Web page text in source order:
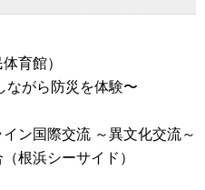
育館）
ながら防災を体験〜
ン国際交流 ～異文化交流～
根浜シーサイド）